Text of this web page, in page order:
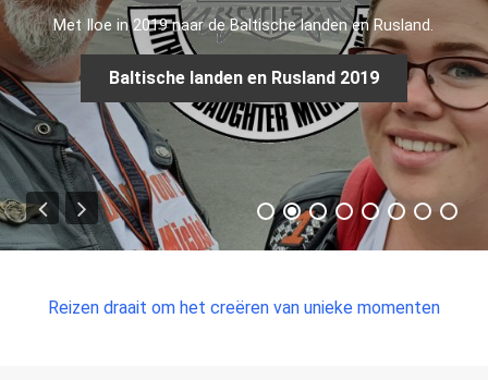
Met Iloe in 2019 naar de Baltische landen en Rusland.
Baltische landen en Rusland 2019
Reizen draait om het creëren van unieke momenten